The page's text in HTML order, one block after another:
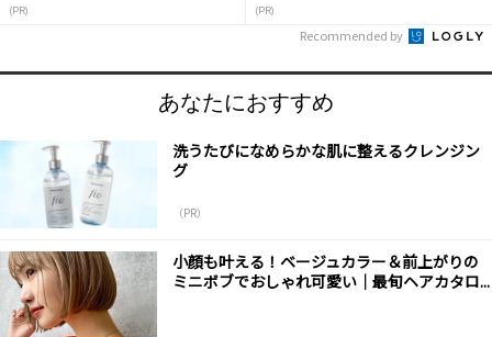
(PR) (PR)
Recommended by
あなたにおすすめ
洗うたびになめらかな肌に整えるクレンジン
グ
（PR）
小顔も叶える！ベージュカラー＆前上がりの
ミニボブでおしゃれ可愛い｜最旬ヘアカタロ...